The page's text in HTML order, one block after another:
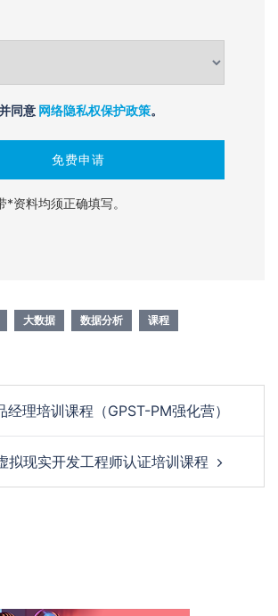
同意 网络隐私权保护政策。
*资料均须正确填写。
大数据 数据分析 课程
经理培训课程（GPST-PM强化营）
拟现实开发工程师认证培训课程